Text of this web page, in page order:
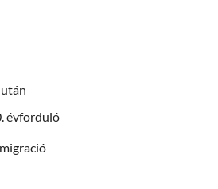
évforduló